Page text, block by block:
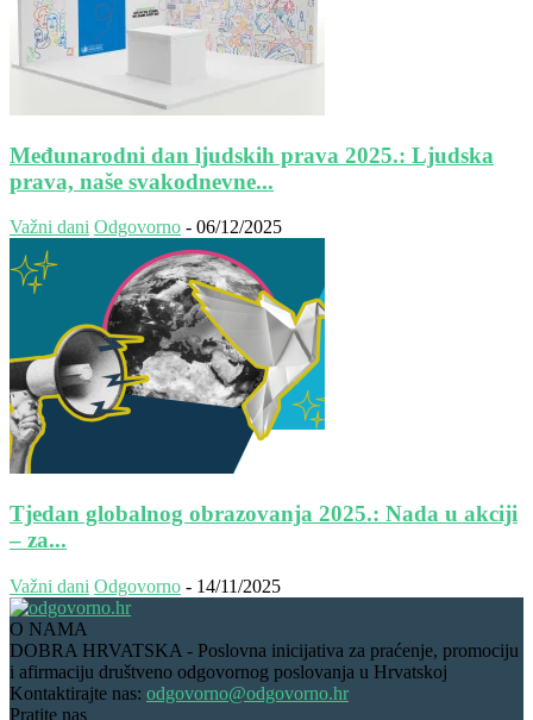
Međunarodni dan ljudskih prava 2025.: Ljudska
prava, naše svakodnevne...
Važni dani Odgovorno - 06/12/2025
Tjedan globalnog obrazovanja 2025.: Nada u akciji
– za...
Važni dani Odgovorno - 14/11/2025
O NAMA
DOBRA HRVATSKA - Poslovna inicijativa za praćenje, promociju
i afirmaciju društveno odgovornog poslovanja u Hrvatskoj
Kontaktirajte nas: odgovorno@odgovorno.hr
Pratite nas